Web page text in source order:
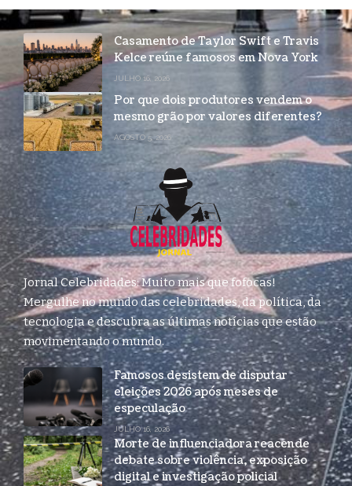
Casamento de Taylor Swift e Travis
Kelce reúne famosos em Nova York
JULHO 16, 2026
Por que dois produtores vendem o
mesmo grão por valores diferentes?
AGOSTO 5, 2026
Jornal Celebridades: Muito mais que fofocas!
Mergulhe no mundo das celebridades, da política, da
tecnologia e descubra as últimas notícias que estão
movimentando o mundo.
Famosos desistem de disputar
eleições 2026 após meses de
especulação
JULHO 16, 2026
Morte de influenciadora reacende
debate sobre violência, exposição
digital e investigação policial